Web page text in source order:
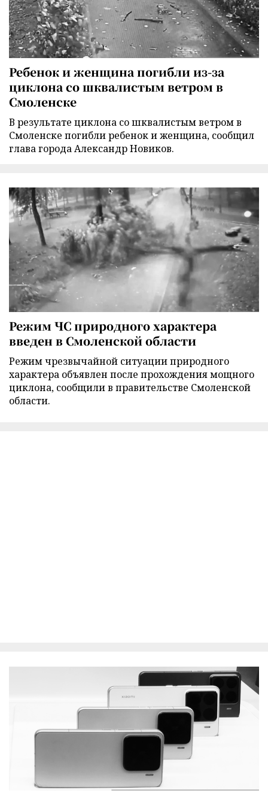
Ребенок и женщина погибли из-за
циклона со шквалистым ветром в
Смоленске
В результате циклона со шквалистым ветром в
Смоленске погибли ребенок и женщина, сообщил
глава города Александр Новиков.
Режим ЧС природного характера
введен в Смоленской области
Режим чрезвычайной ситуации природного
характера объявлен после прохождения мощного
циклона, сообщили в правительстве Смоленской
области.